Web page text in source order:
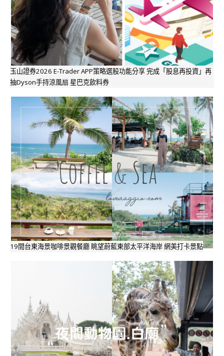
玉山證券2026 E-Trader APP策略選股功能分享 完成「股息再投資」再
抽Dyson手持涼風扇 星巴克飲料券
19間台東海景咖啡景觀餐廳 眺望蔚藍東部太平洋海岸 網美打卡景點